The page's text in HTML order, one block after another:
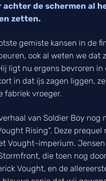
achter de schermen al
zetten.
gemiste kansen in de
ook al weten we dat
ligt nu ergens bevroren
in dat ijs zagen liggen,
fabriek vroeger.
van Soldier Boy
Rising”. Deze
Vought-imperium.
die toen nog
Vought, en de